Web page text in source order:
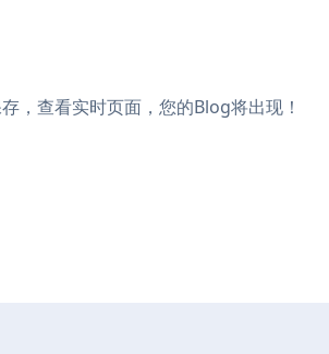
查看实时页面，您的Blog将出现！